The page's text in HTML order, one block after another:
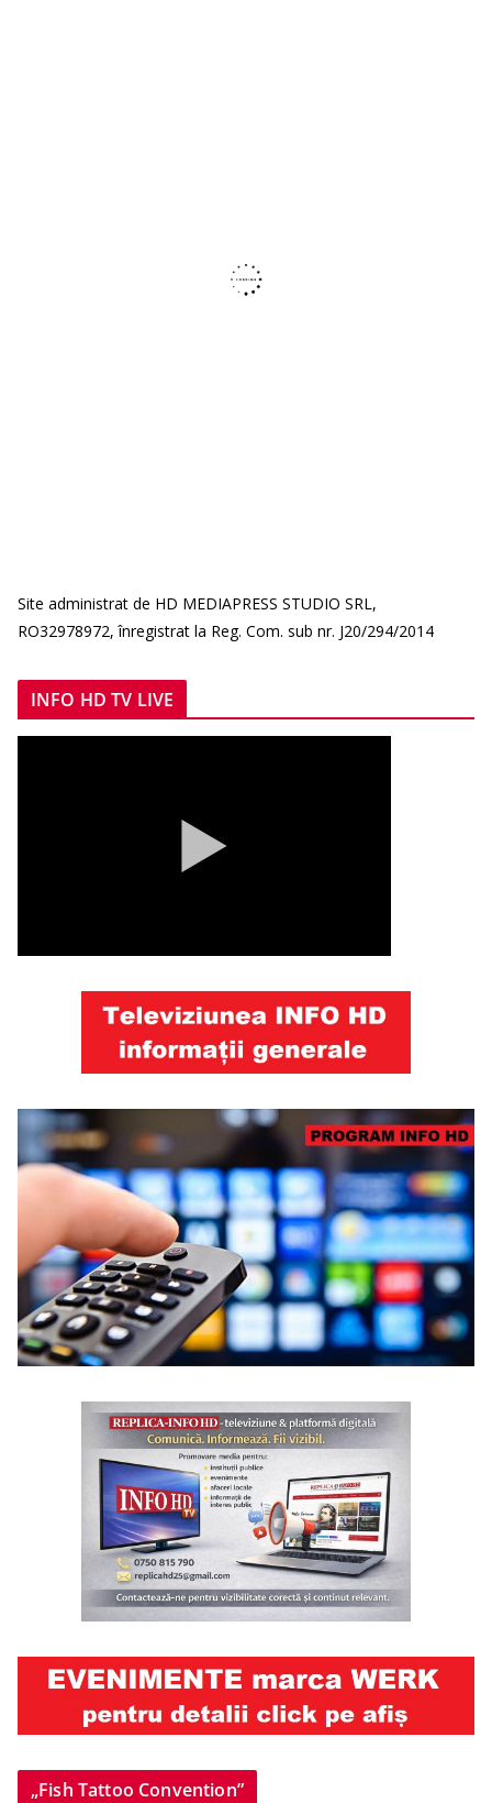
Site administrat de HD MEDIAPRESS STUDIO SRL,
RO32978972, înregistrat la Reg. Com. sub nr. J20/294/2014
INFO HD TV LIVE
„Fish Tattoo Convention”